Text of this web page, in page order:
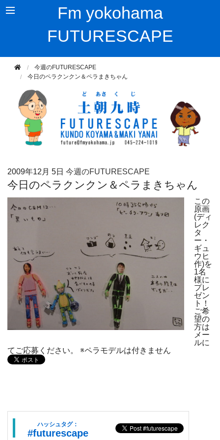
Fm yokohama
FUTURESCAPE
今週のFUTURESCAPE
今日のペラクンクン＆ペラまきちゃん
2009年12月 5日 今週のFUTURESCAPE
今日のペラクンクン＆ペラまきちゃん
この
原画
(ディ
レク
タ
ー・
ギュ
ウヒ
作)を
1名
様に
プレ
ゼン
ト！
ご希
望の
方は
メー
ルに
てご応募ください。 ※ペラモデルは付きません
ハッシュタグ：
#futurescape